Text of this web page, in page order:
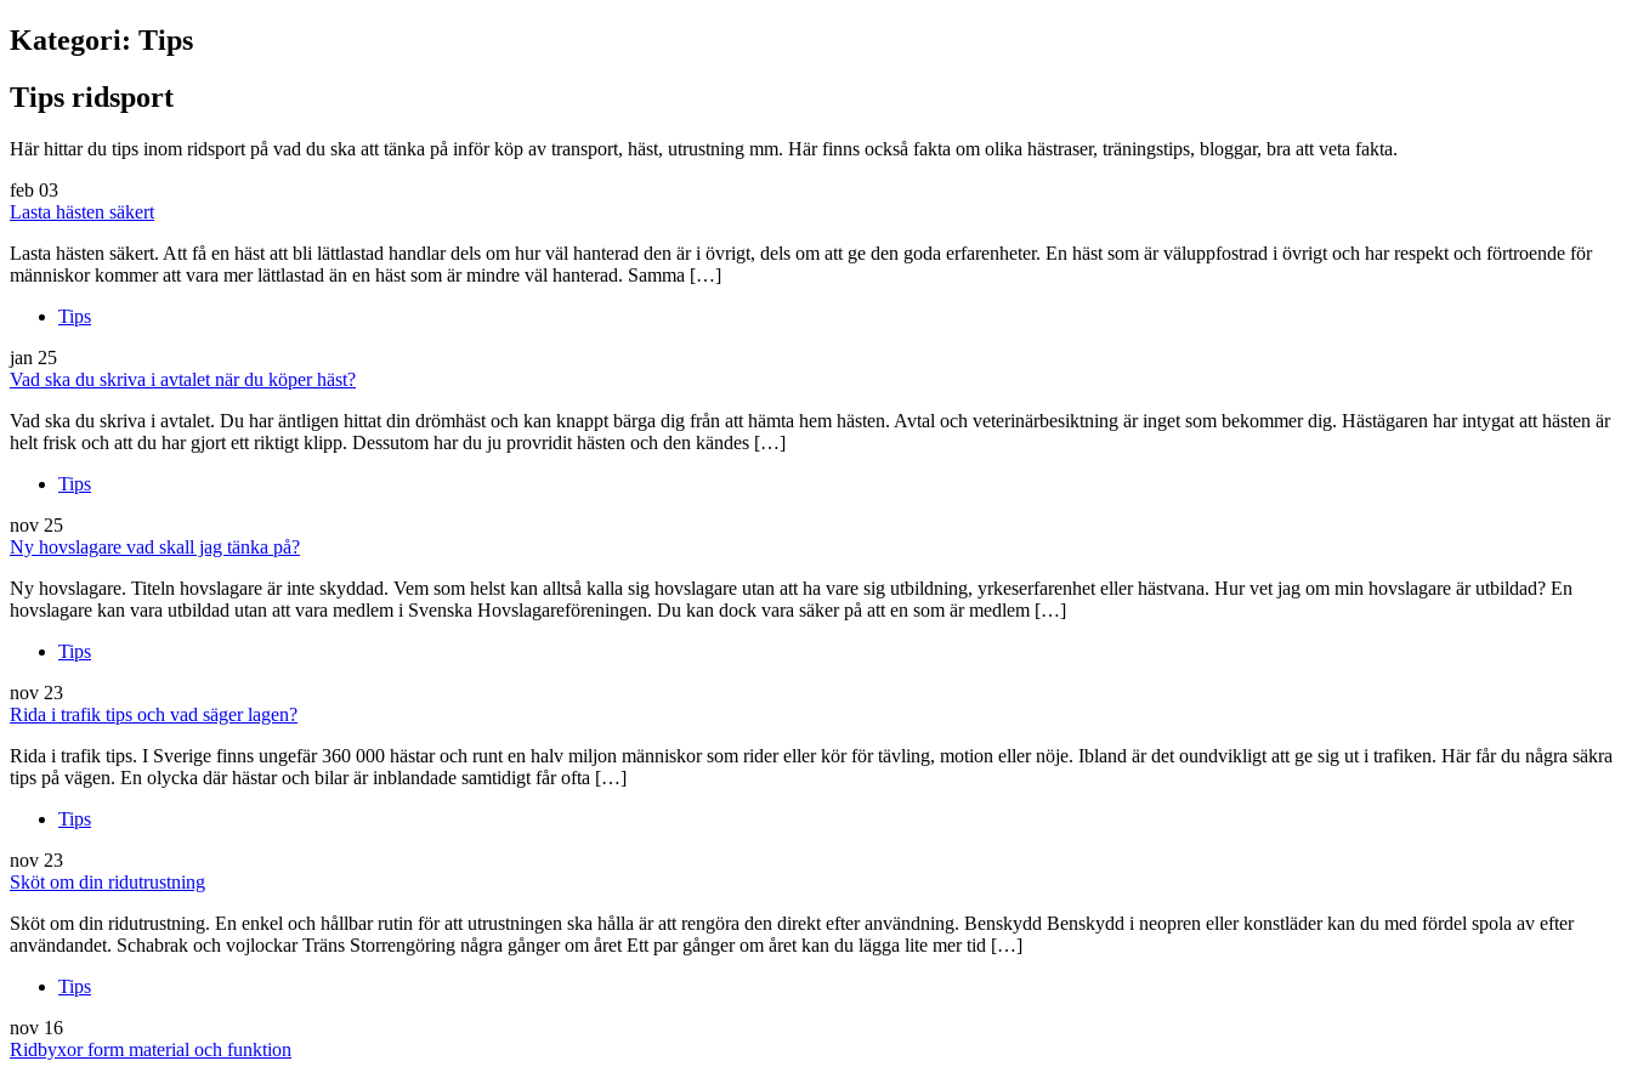
Kategori: Tips
Tips ridsport
Här hittar du tips inom ridsport på vad du ska att tänka på inför köp av transport, häst, utrustning mm. Här finns också fakta om olika hästraser, träningstips, bloggar, bra att veta fakta.
feb 03
Lasta hästen säkert
Lasta hästen säkert. Att få en häst att bli lättlastad handlar dels om hur väl hanterad den är i övrigt, dels om att ge den goda erfarenheter. En häst som är väluppfostrad i övrigt och har respekt och förtroende för
människor kommer att vara mer lättlastad än en häst som är mindre väl hanterad. Samma […]
Tips
jan 25
Vad ska du skriva i avtalet när du köper häst?
Vad ska du skriva i avtalet. Du har äntligen hittat din drömhäst och kan knappt bärga dig från att hämta hem hästen. Avtal och veterinärbesiktning är inget som bekommer dig. Hästägaren har intygat att hästen är
helt frisk och att du har gjort ett riktigt klipp. Dessutom har du ju provridit hästen och den kändes […]
Tips
nov 25
Ny hovslagare vad skall jag tänka på?
Ny hovslagare. Titeln hovslagare är inte skyddad. Vem som helst kan alltså kalla sig hovslagare utan att ha vare sig utbildning, yrkeserfarenhet eller hästvana. Hur vet jag om min hovslagare är utbildad? En
hovslagare kan vara utbildad utan att vara medlem i Svenska Hovslagareföreningen. Du kan dock vara säker på att en som är medlem […]
Tips
nov 23
Rida i trafik tips och vad säger lagen?
Rida i trafik tips. I Sverige finns ungefär 360 000 hästar och runt en halv miljon människor som rider eller kör för tävling, motion eller nöje. Ibland är det oundvikligt att ge sig ut i trafiken. Här får du några säkra
tips på vägen. En olycka där hästar och bilar är inblandade samtidigt får ofta […]
Tips
nov 23
Sköt om din ridutrustning
Sköt om din ridutrustning. En enkel och hållbar rutin för att utrustningen ska hålla är att rengöra den direkt efter användning. Benskydd Benskydd i neopren eller konstläder kan du med fördel spola av efter
användandet. Schabrak och vojlockar Träns Storrengöring några gånger om året Ett par gånger om året kan du lägga lite mer tid […]
Tips
nov 16
Ridbyxor form material och funktion